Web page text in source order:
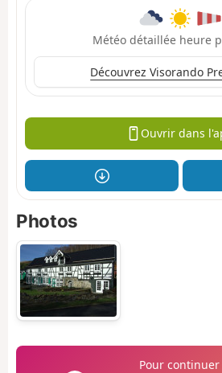
Météo détaillée heure
Découvrez Visorando
Ouvrir dans
Photos
Pour